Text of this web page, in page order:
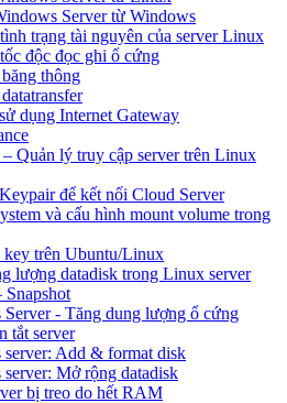
Server từ Windows
trạng tài nguyên của server Linux
độc đọc ghi ổ cứng
thông
dụng Internet Gateway
– Quản lý truy cập server trên Linux
để kết nối Cloud Server
và cấu hình mount volume trong
key trên Ubuntu/Linux
lượng datadisk trong Linux server
Snapshot
Server - Tăng dung lượng ổ cứng
tắt server
server: Add & format disk
Mở rộng datadisk
bị treo do hết RAM